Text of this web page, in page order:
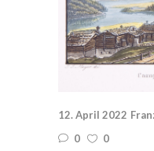
12. April 2022
0
0